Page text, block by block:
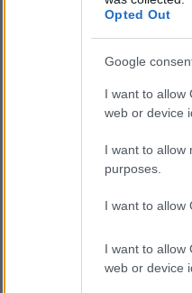
Opted Out
Google
I want to allow
web or device
I want to allow
purposes.
I want to allow
I want to allow
web or device